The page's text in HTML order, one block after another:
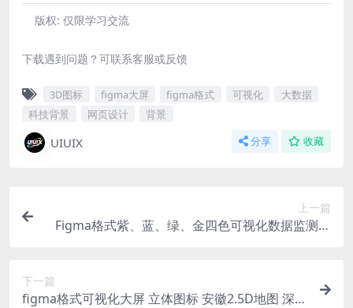
版权: 仅限学习交流
下载遇到问题？可联系客服或反馈
3D图标 figma大屏 figma格式 可视化
大数据
科技背景
网页设计 背景
UIUIX 分享 收藏
上一篇
Figma格式紫、蓝、绿、金四色可视化数据监测大
下一篇
figma格式可视化大屏 立体图标 安徽2.5D地图 深色